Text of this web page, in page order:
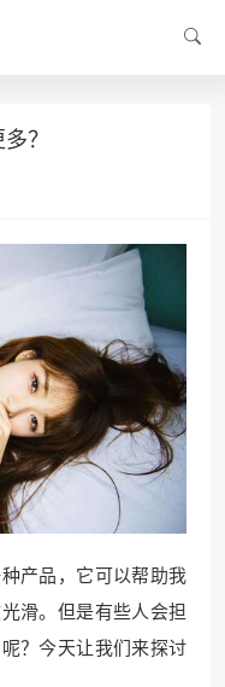
？
产品，它可以帮助我
滑。但是有些人会担
？今天让我们来探讨